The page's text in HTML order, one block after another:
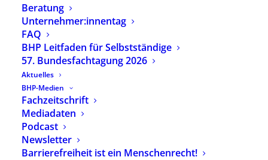
Beratung
Unternehmer:innentag
FAQ
BHP Leitfaden für Selbstständige
57. Bundesfachtagung 2026
Aktuelles
BHP-Medien
Fachzeitschrift
Mediadaten
Podcast
Newsletter
Barrierefreiheit ist ein Menschenrecht!
Deutschen Bahn attraktive Sonderkonditionen
zur 57. Bundesfachtagung BHP e.V. vom 27.-29.
November 2026 in Stuttgart.
Ihr Deutsche Bahn-Zugticket zur BFT 2026 buchen
Sie hier zu Sonderkonditionen:
www.eventanreise-bahn.de/BFT
Bundesfachtagung